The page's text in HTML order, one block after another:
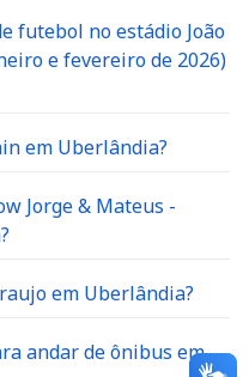
futebol no estádio João
e fevereiro de 2026)
em Uberlândia?
Jorge & Mateus -
em Uberlândia?
andar de ônibus em